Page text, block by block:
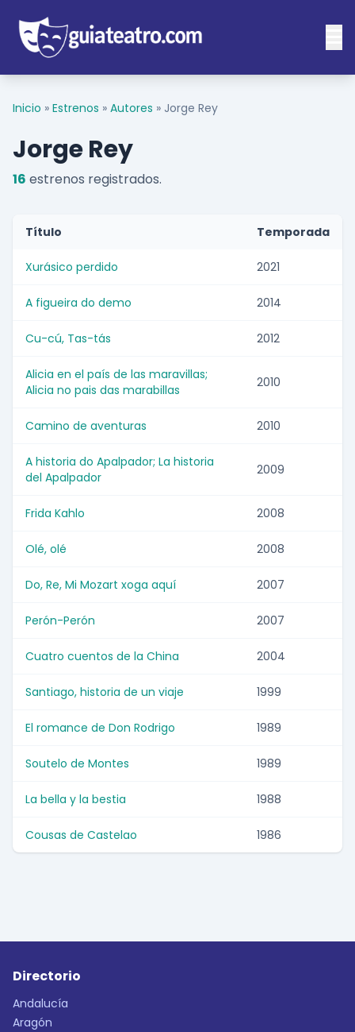
Inicio » Estrenos » Autores » Jorge Rey
Jorge Rey
16 estrenos registrados.
Título Temporada
Xurásico perdido 2021
A figueira do demo 2014
Cu-cú, Tas-tás 2012
Alicia en el país de las maravillas;
Alicia no pais das marabillas
2010
Camino de aventuras 2010
A historia do Apalpador; La historia
del Apalpador
2009
Frida Kahlo 2008
Olé, olé 2008
Do, Re, Mi Mozart xoga aquí 2007
Perón-Perón 2007
Cuatro cuentos de la China 2004
Santiago, historia de un viaje 1999
El romance de Don Rodrigo 1989
Soutelo de Montes 1989
La bella y la bestia 1988
Cousas de Castelao 1986
Directorio
Andalucía
Aragón